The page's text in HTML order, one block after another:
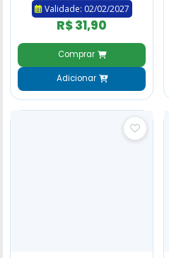
Validade: 02/02/2027
R$ 31,90
Comprar
Adicionar